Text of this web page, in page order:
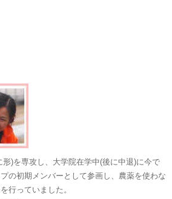
)を専攻し、大学院在学中(後に中退)に今で
の初期メンバーとして参画し、農薬を使わな
行っていました。